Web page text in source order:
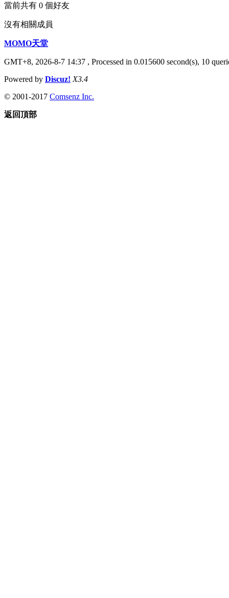
當前共有 0 個好友
沒有相關成員
MOMO天堂
GMT+8, 2026-8-7 14:37 , Processed in 0.015600 second(s), 10
Powered by Discuz! X3.4
© 2001-2017 Comsenz Inc.
返回頂部